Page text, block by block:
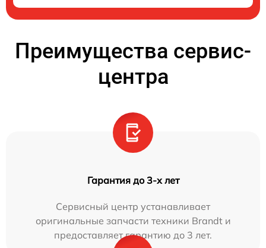
Преимущества сервис-
центра
Гарантия до 3-х лет
Сервисный центр устанавливает
оригинальные запчасти техники Brandt и
предоставляет гарантию до 3 лет.